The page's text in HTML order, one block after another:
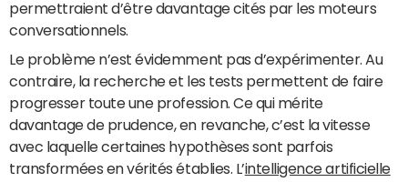
permettraient d’être davantage cités par les moteurs
conversationnels.
Le problème n’est évidemment pas d’expérimenter. Au
contraire, la recherche et les tests permettent de faire
progresser toute une profession. Ce qui mérite
davantage de prudence, en revanche, c’est la vitesse
avec laquelle certaines hypothèses sont parfois
transformées en vérités établies. L’intelligence artificielle